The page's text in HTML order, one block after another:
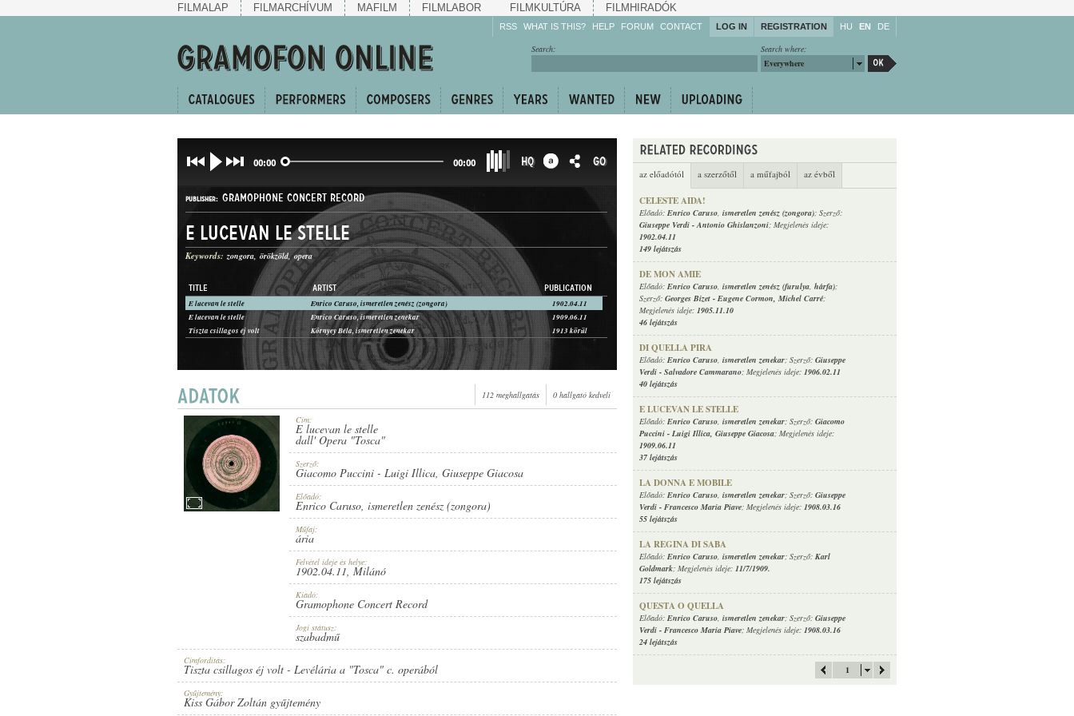
FILMALAP FILMARCHÍVUM MAFILM FILMLABOR FILMKULTÚRA FILMHIRADÓK
RSS WHAT IS THIS? HELP
Enrich!
Share!
FORUM CONTACT LOG IN REGISTRATION HU EN DE
Search where:
Everywhere
Search:
az előadótól a szerzőtől a műfajból az évből
CELESTE AIDA!
Előadó: Enrico Caruso, ismeretlen zenész (zongora); Szerző:
Giuseppe Verdi -Antonio Ghislanzoni; Megjelenés ideje:
1902.04.11
149 lejátszás
DE MON AMIE
Előadó: Enrico Caruso, ismeretlen zenész (furulya, hárfa);
Szerző: Georges Bizet - Eugene Cormon, Michel Carré;
Megjelenés ideje: 1905.11.10
46 lejátszás
DI QUELLA PIRA
Előadó: Enrico Caruso, ismeretlen zenekar; Szerző: Giuseppe
Verdi - Salvadore Cammarano; Megjelenés ideje: 1906.02.11
40 lejátszás
E LUCEVAN LE STELLE
Előadó: Enrico Caruso, ismeretlen zenekar; Szerző: Giacomo
Puccini - Luigi Illica, Giuseppe Giacosa; Megjelenés ideje:
1909.06.11
37 lejátszás
LA DONNA E MOBILE
Előadó: Enrico Caruso, ismeretlen zenekar; Szerző: Giuseppe
Verdi - Francesco Maria Piave; Megjelenés ideje: 1908.03.16
55 lejátszás
LA REGINA DI SABA
Előadó: Enrico Caruso, ismeretlen zenekar; Szerző: Karl
Goldmark; Megjelenés ideje: 11/7/1909.
175 lejátszás
QUESTA O QUELLA
Előadó: Enrico Caruso, ismeretlen zenekar; Szerző: Giuseppe
Verdi - Francesco Maria Piave; Megjelenés ideje: 1908.03.16
24 lejátszás
1
00:00 00:00 HQ GO
ARTIST: ENRICO CARUSO ISMERETLEN ZENÉSZ (ZONGORA)
GIACOMO PUCCINI-LUIGI ILLICA
ÁRIA
PUBLISHER: GRAMOPHONE CONCERT RECORD
RECORD NUMBER: G. C.-52349
E lucevan le stelle
Keywords: zongora örökzöld opera
TITLE ARTIST PUBLICATION
E lucevan le stelle Enrico Caruso, ismeretlen zenész (zongora)
1902.04.11
E lucevan le stelle
Enrico Caruso, ismeretlen zenekar
1909.06.11
Tiszta csillagos éj volt
Környey Béla, ismeretlen zenekar 1913 körül
112 meghallgatás 0 hallgató kedveli
Cím:
E lucevan le stelle
dall' Opera "Tosca"
Szerző:
Giacomo Puccini - Luigi Illica, Giuseppe Giacosa
Előadó:
Enrico Caruso, ismeretlen zenész (zongora)
Műfaj:
ária
Felvétel ideje és helye:
1902.04.11, Milánó
Kiadó:
Gramophone Concert Record
Jogi státusz:
szabadmű
Címfordítás:
Tiszta csillagos éj volt - Levélária a "Tosca" c. operából
Gyűjtemény:
Kiss Gábor Zoltán gyűjtemény